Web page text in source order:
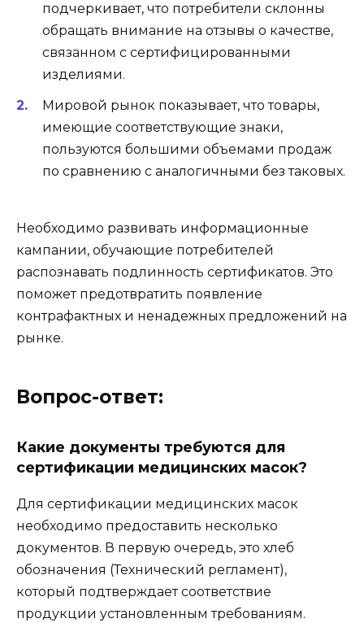
подчеркивает, что потребители склонны
обращать внимание на отзывы о качестве,
связанном с сертифицированными
изделиями.
Мировой рынок показывает, что товары,
имеющие соответствующие знаки,
пользуются большими объемами продаж
по сравнению с аналогичными без таковых.
Необходимо развивать информационные
кампании, обучающие потребителей
распознавать подлинность сертификатов. Это
поможет предотвратить появление
контрафактных и ненадежных предложений на
рынке.
Вопрос-ответ:
Какие документы требуются для
сертификации медицинских масок?
Для сертификации медицинских масок
необходимо предоставить несколько
документов. В первую очередь, это хлеб
обозначения (Технический регламент),
который подтверждает соответствие
продукции установленным требованиям.